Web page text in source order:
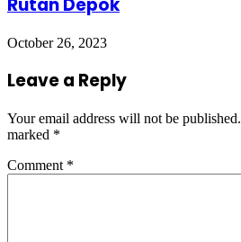
October 26, 2023
Leave a Reply
Your email address will not be published.
marked *
Comment *